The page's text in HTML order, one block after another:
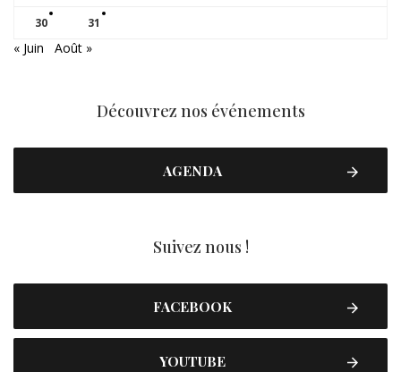
30 31
« Juin Août »
Découvrez nos événements
AGENDA
Suivez nous !
FACEBOOK
YOUTUBE